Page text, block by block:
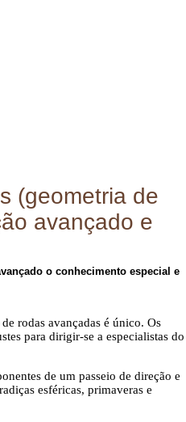
(geometria de
avançado e
o conhecimento especial e
rodas avançadas é único. Os
para dirigir-se a especialistas do
de um passeio de direção e
esféricas, primaveras e